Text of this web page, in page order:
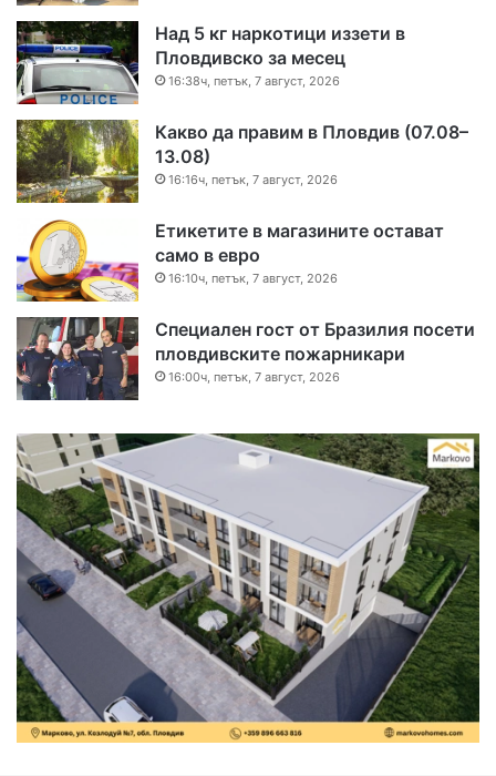
Над 5 кг наркотици иззети в
Пловдивско за месец
16:38ч, петък, 7 август, 2026
Какво да правим в Пловдив (07.08–
13.08)
16:16ч, петък, 7 август, 2026
Етикетите в магазините остават
само в евро
16:10ч, петък, 7 август, 2026
Специален гост от Бразилия посети
пловдивските пожарникари
16:00ч, петък, 7 август, 2026